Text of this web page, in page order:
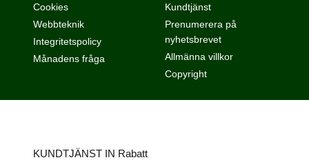
Cookies
Webbteknik
Integritetspolicy
Månadens fråga
Kundtjänst
Prenumerera på
nyhetsbrevet
Allmänna villkor
Copyright
KUNDTJÄNST IN Rabatt